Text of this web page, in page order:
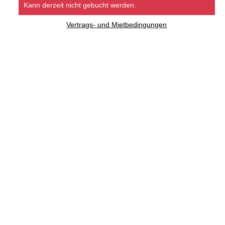
Kann derzeit nicht gebucht werden.
Vertrags- und Mietbedingungen